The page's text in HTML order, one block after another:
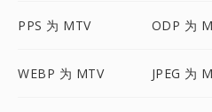
PPS 为 MTV ODP 为
WEBP 为 MTV JPEG 为